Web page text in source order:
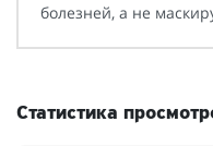
болезней, а не
Статистика